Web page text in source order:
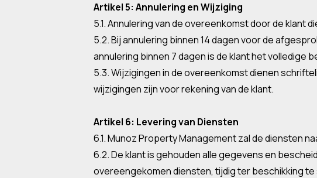
Artikel 5: Annulering en Wijziging
5.1. Annulering van de overeenkomst door de klant
5.2. Bij annulering binnen 14 dagen voor de
annulering binnen 7 dagen is de klant het volledige
5.3. Wijzigingen in de overeenkomst dienen
wijzigingen zijn voor rekening van de klant.
Artikel 6: Levering van Diensten
6.1. Munoz Property Management zal de diensten
6.2. De klant is gehouden alle gegevens en
overeengekomen diensten, tijdig ter beschikking te